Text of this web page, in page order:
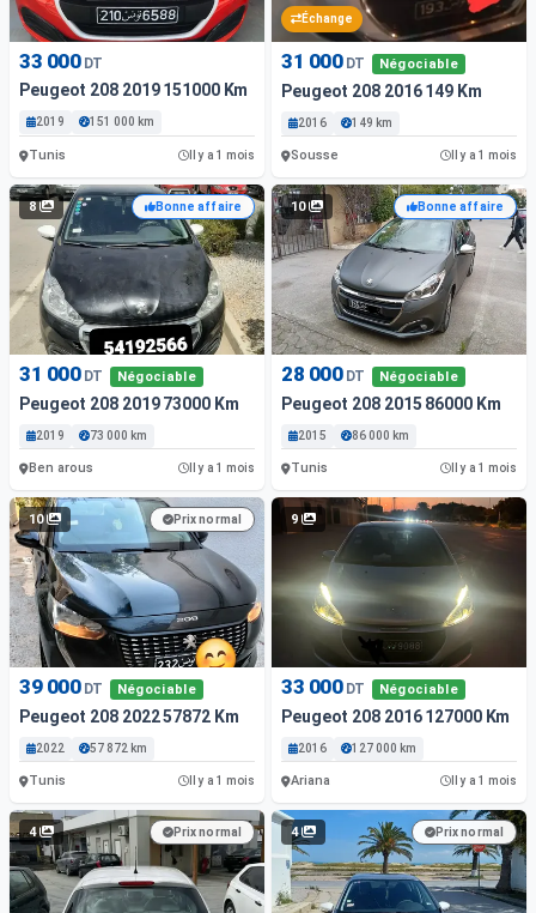
33 000 DT
Peugeot 208 2019 151000 Km
2019 151 000 km
Tunis Il y a 1 mois
Échange
31 000 DT Négociable
Peugeot 208 2016 149 Km
2016 149 km
Sousse Il y a 1 mois
8 Bonne affaire
31 000 DT Négociable
Peugeot 208 2019 73000 Km
2019 73 000 km
Ben arous Il y a 1 mois
10 Bonne affaire
28 000 DT Négociable
Peugeot 208 2015 86000 Km
2015 86 000 km
Tunis Il y a 1 mois
10 Prix normal
39 000 DT Négociable
Peugeot 208 2022 57872 Km
2022 57 872 km
Tunis Il y a 1 mois
9
33 000 DT Négociable
Peugeot 208 2016 127000 Km
2016 127 000 km
Ariana Il y a 1 mois
4 Prix normal 4 Prix normal